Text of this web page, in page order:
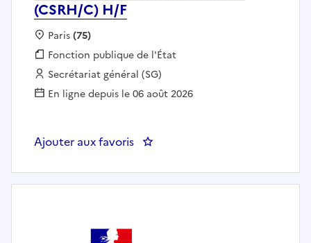
(CSRH/C) H/F
Localisation :
Paris(75)
Fonction publique :
Fonction publique de l'État
Employeur :
Secrétariat général (SG)
En ligne depuis le 06 août 2026
Ajouter aux favoris : Sec Gen : Gestionnaire GA-